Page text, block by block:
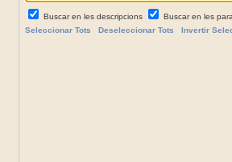
Buscar en les descripcions
Buscar en les
Seleccionar Tots
Deseleccionar Tots Invertir